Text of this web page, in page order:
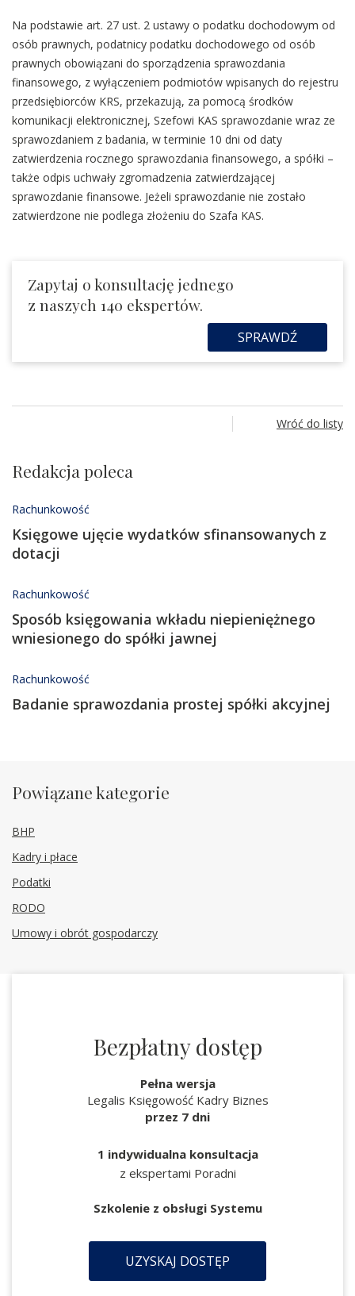
Na podstawie art. 27 ust. 2 ustawy o podatku dochodowym od
osób prawnych, podatnicy podatku dochodowego od osób
prawnych obowiązani do sporządzenia sprawozdania
finansowego, z wyłączeniem podmiotów wpisanych do rejestru
przedsiębiorców KRS, przekazują, za pomocą środków
komunikacji elektronicznej, Szefowi KAS sprawozdanie wraz ze
sprawozdaniem z badania, w terminie 10 dni od daty
zatwierdzenia rocznego sprawozdania finansowego, a spółki –
także odpis uchwały zgromadzenia zatwierdzającej
sprawozdanie finansowe. Jeżeli sprawozdanie nie zostało
zatwierdzone nie podlega złożeniu do Szafa KAS.
Zapytaj o konsultację jednego
z naszych 140 ekspertów.
SPRAWDŹ
Wróć do listy
Redakcja poleca
Rachunkowość
Księgowe ujęcie wydatków sfinansowanych z
dotacji
Rachunkowość
​Sposób księgowania wkładu niepieniężnego
wniesionego do spółki ​jawnej
Rachunkowość
Badanie sprawozdania prostej spółki akcyjnej
Powiązane kategorie
BHP
Kadry i płace
Podatki
RODO
Umowy i obrót gospodarczy
Bezpłatny dostęp
Pełna wersja
Legalis Księgowość Kadry Biznes
przez 7 dni
1 indywidualna konsultacja
z ekspertami Poradni
Szkolenie z obsługi Systemu
UZYSKAJ DOSTĘP